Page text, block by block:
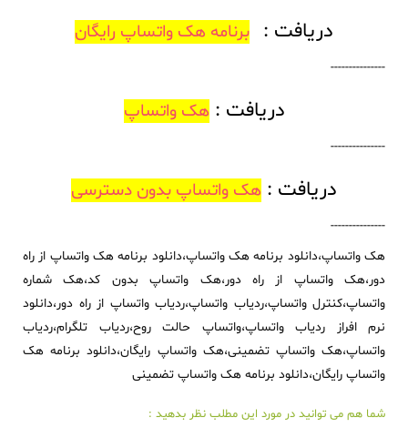
دریافت : برنامه هک واتساپ رایگان
---------------
دریافت : هک واتساپ
---------------
دریافت : هک واتساپ بدون دسترسی
---------------
هک واتساپ،دانلود برنامه هک واتساپ،دانلود برنامه هک واتساپ از راه
دور،هک واتساپ از راه دور،هک واتساپ بدون کد،هک شماره
واتساپ،کنترل واتساپ،ردیاب واتساپ،ردیاب واتساپ از راه دور،دانلود
نرم افراز ردیاب واتساپ،واتساپ حالت روح،ردیاب تلگرام،ردیاب
واتساپ،هک واتساپ تضمینی،هک واتساپ رایگان،دانلود برنامه هک
واتساپ رایگان،دانلود برنامه هک واتساپ تضمینی
شما هم می توانید در مورد این مطلب نظر بدهید :